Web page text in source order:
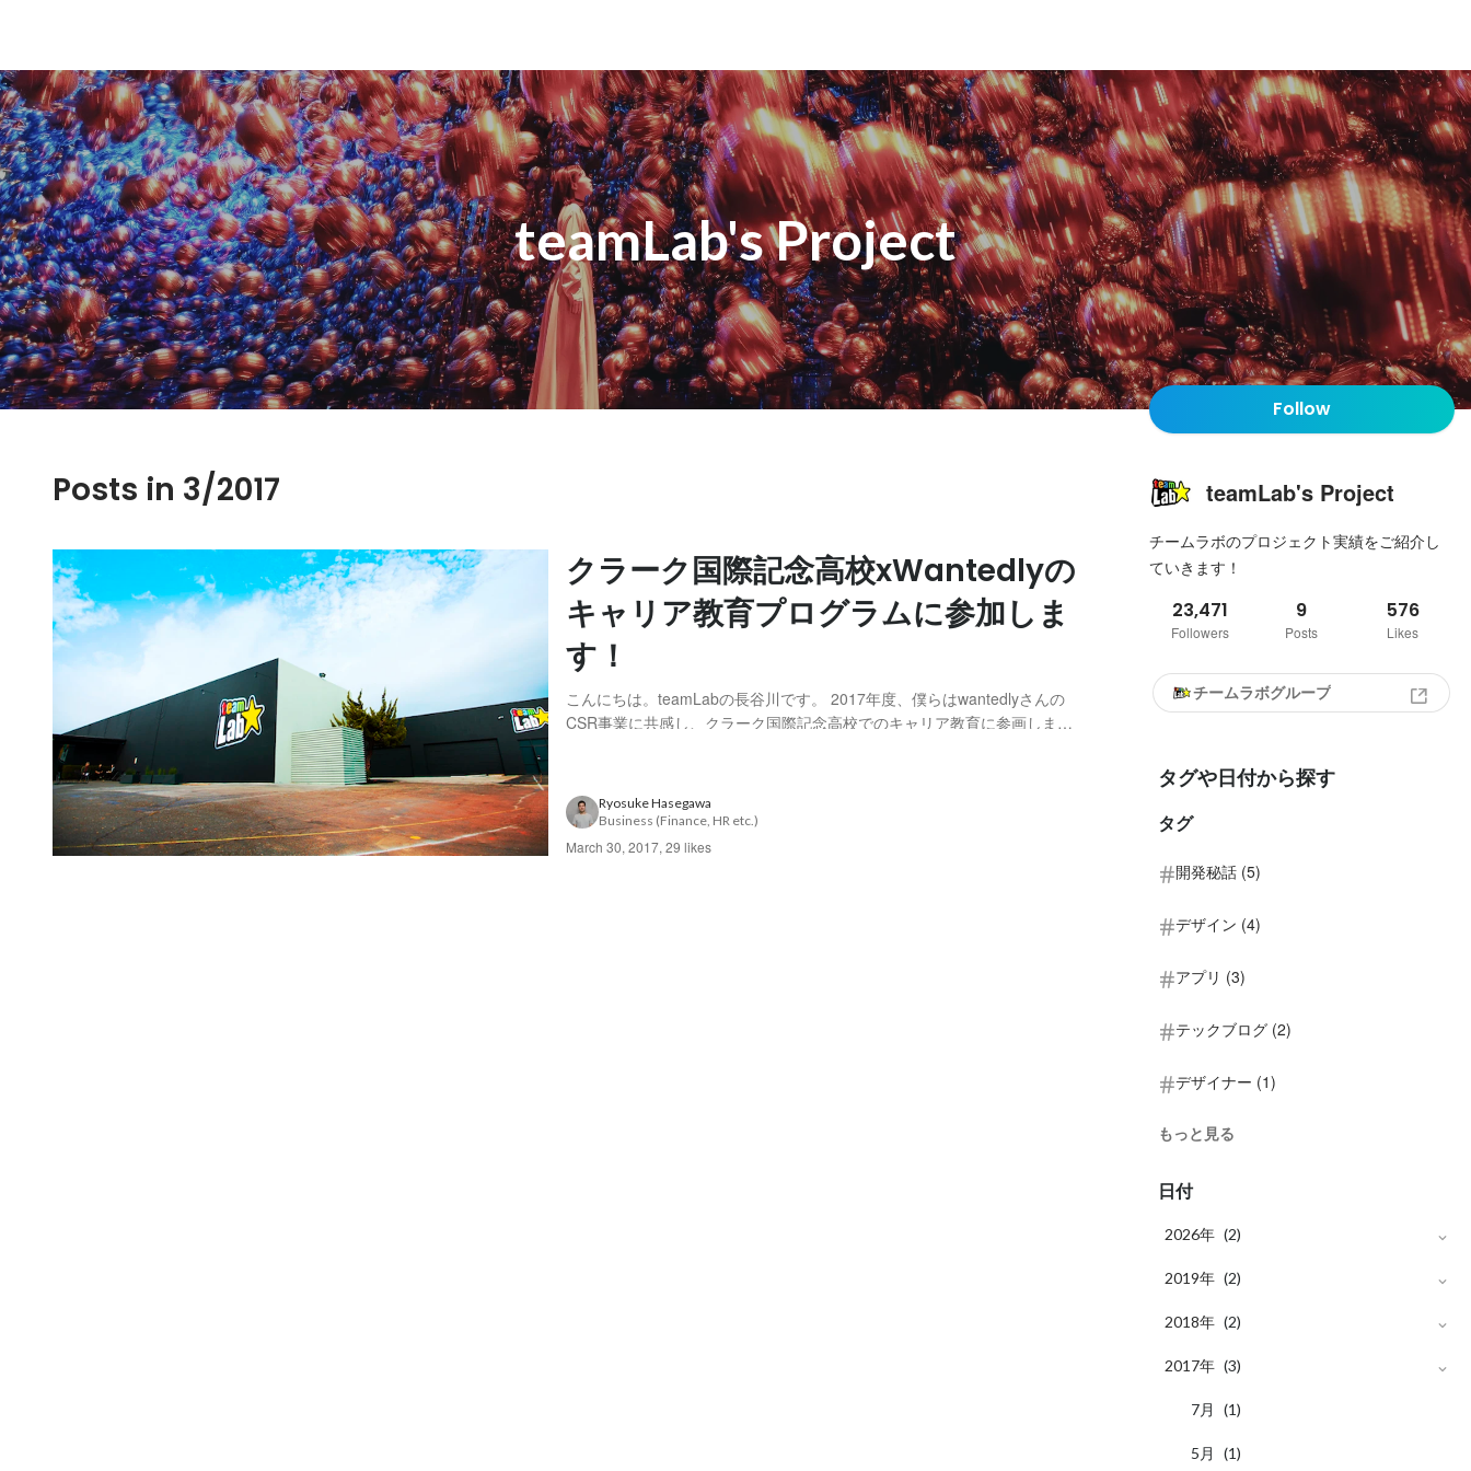
teamLab's Project
Posts in 3/2017
クラーク国際記念高校xWantedlyの
キャリア教育プログラムに参加しま
す！
こんにちは。teamLabの長谷川です。 2017年度、僕らはwantedlyさんの
CSR事業に共感し、クラーク国際記念高校でのキャリア教育に参画しま
Ryosuke Hasegawa
Business (Finance, HR etc.)
March 30, 2017, 29 likes
Follow
teamLab's Project
チームラボのプロジェクト実績をご紹介し
ていきます！
23,471
Followers
9
Posts
576
Likes
チームラボグループ
タグや日付から探す
タグ
開発秘話 (5)
デザイン (4)
アプリ (3)
テックブログ (2)
デザイナー (1)
もっと見る
日付
2026年 (2)
4月 (2)
2019年 (2)
12月 (1)
9月 (1)
2018年 (2)
12月 (1)
11月 (1)
2017年 (3)
7月 (1)
5 月 (1)